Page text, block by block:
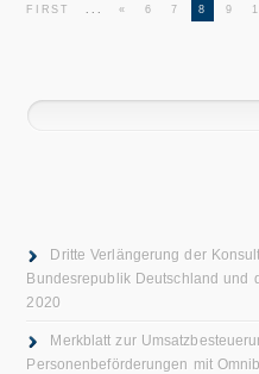
FIRST
... « 6 7 8 9
Dritte Verlängerung der
Bundesrepublik Deutschland und
2020
Merkblatt zur
Personenbeförderungen mit